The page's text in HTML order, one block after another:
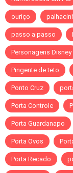
ouriço
passo a passo
Personagens Disney
Pingente de teto
Ponto Cruz
Porta Controle
Porta Guardanapo
Porta Ovos
Porta Recado